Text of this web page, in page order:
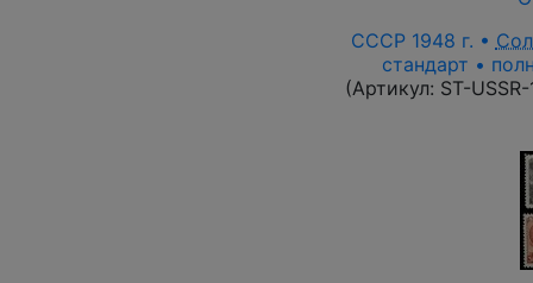
СССР 1948 г. •
стандарт •
(Артикул: ST-